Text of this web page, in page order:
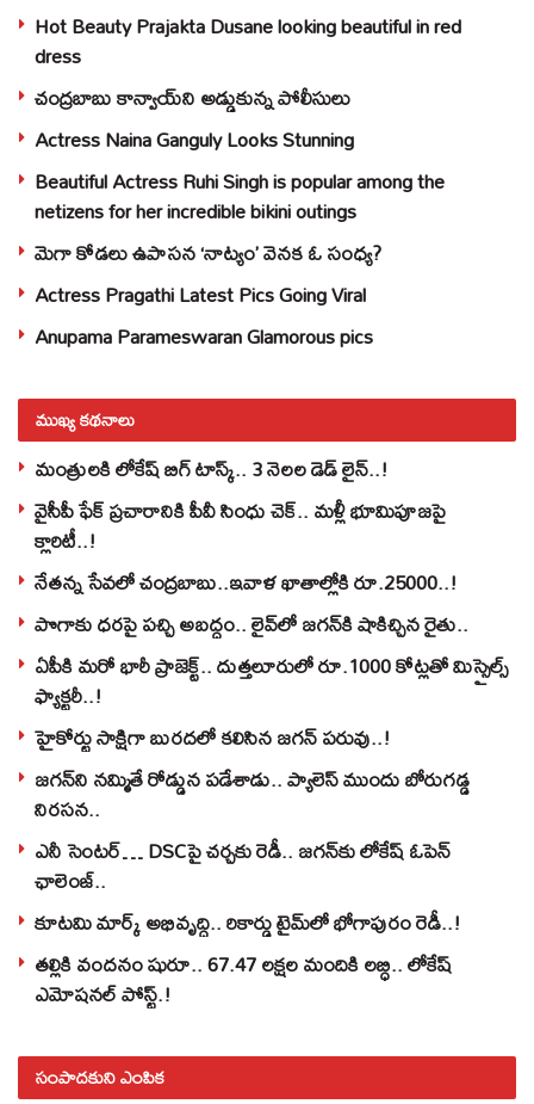
Hot Beauty Prajakta Dusane looking beautiful in red
dress
చంద్రబాబు కాన్వాయ్‌ని అడ్డుకున్న పోలీసులు
Actress Naina Ganguly Looks Stunning
Beautiful Actress Ruhi Singh is popular among the
netizens for her incredible bikini outings
మెగా కోడలు ఉపాసన ‘నాట్యం’ వెనక ఓ సంధ్య?
Actress Pragathi Latest Pics Going Viral
Anupama Parameswaran Glamorous pics
ముఖ్య కథనాలు
మంత్రులకి లోకేష్‌ బిగ్‌ టాస్క్‌.. 3 నెలల డెడ్‌ లైన్‌..!
వైసీపీ ఫేక్ ప్రచారానికి పీవీ సింధు చెక్.. మళ్లీ భూమిపూజపై
క్లారిటీ..!
నేతన్న సేవలో చంద్రబాబు..ఇవాళ ఖాతాల్లోకి రూ.25000..!
పొగాకు ధరపై పచ్చి అబద్దం.. లైవ్‌లో జగన్‌కి షాకిచ్చిన రైతు..
ఏపీకి మరో భారీ ప్రాజెక్ట్.. దుత్తలూరులో రూ.1000 కోట్లతో మిస్సైల్స్
ఫ్యాక్టరీ..!
హైకోర్టు సాక్షిగా బురదలో కలిసిన జగన్ పరువు..!
జగన్‌ని నమ్మితే రోడ్డున పడేశాడు.. ప్యాలెస్‌ ముందు బోరుగడ్డ
నిరసన..
ఎనీ సెంటర్‌… DSCపై చర్చకు రెడీ.. జగన్‌కు లోకేష్‌ ఓపెన్
ఛాలెంజ్..
కూటమి మార్క్ అభివృద్ధి.. రికార్డు టైమ్‌లో భోగాపురం రెడీ..!
తల్లికి వందనం షురూ.. 67.47 లక్షల మందికి లబ్ధి.. లోకేష్‌
ఎమోషనల్ పోస్ట్‌.!
సంపాదకుని ఎంపిక